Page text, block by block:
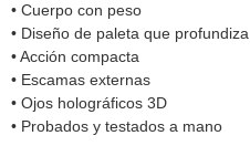
• Cuerpo con peso
• Diseño de paleta que profundiza
• Acción compacta
• Escamas externas
• Ojos holográficos 3D
• Probados y testados a mano